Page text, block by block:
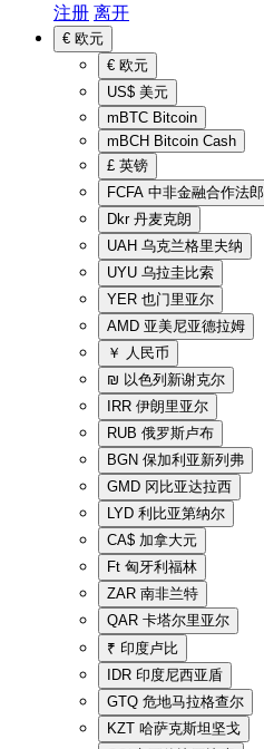
注册 离开
€ 欧元
€ 欧元
US$ 美元
mBTC Bitcoin
mBCH Bitcoin Cash
£ 英镑
FCFA 中非金融合作法郎
Dkr 丹麦克朗
UAH 乌克兰格里夫纳
UYU 乌拉圭比索
YER 也门里亚尔
AMD 亚美尼亚德拉姆
￥ 人民币
₪ 以色列新谢克尔
IRR 伊朗里亚尔
RUB 俄罗斯卢布
BGN 保加利亚新列弗
GMD 冈比亚达拉西
LYD 利比亚第纳尔
CA$ 加拿大元
Ft 匈牙利福林
ZAR 南非兰特
QAR 卡塔尔里亚尔
₹ 印度卢比
IDR 印度尼西亚盾
GTQ 危地马拉格查尔
KZT 哈萨克斯坦坚戈